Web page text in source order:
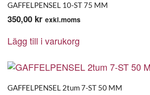
GAFFELPENSEL 10-ST 75 MM
350,00 kr exkl.moms
Lägg till i varukorg
GAFFELPENSEL 2tum 7-ST 50 MM